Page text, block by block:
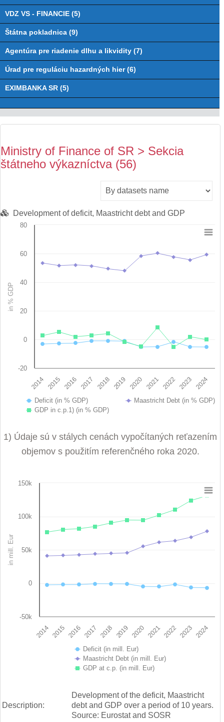
VDZ VS - FINANCIE (5)
Štátna pokladnica (9)
Agentúra pre riadenie dlhu a likvidity (7)
Úrad pre reguláciu hazardných hier (6)
EXIMBANKA SR (5)
Ministry of Finance of SR > Sekcia
štátneho výkazníctva (56)
Development of deficit, Maastricht debt and GDP
Line chart with 3 lines.
View as data table, Chart
The chart has 1 X axis displaying categories.
The chart has 1 Y axis displaying in % GDP. Data ranges from
in % GDP
Deficit (in % GDP)
Maastricht Debt (in % GDP)
GDP in c.p.1) (in % GDP)
2014 2015 2016 2017 2018 2019 2020 2021 2022 2023 2024
-20
0
20
40
60
80
1) Údaje sú v stálych cenách vypočítaných reťazením
objemov s použitím referenčného roka 2020.
Line chart with 3 lines.
View as data table, Chart
The chart has 1 X axis displaying categories.
The chart has 1 Y axis displaying in mill. Eur. Data ranges
in mill. Eur
Deficit (in mill. Eur)
Maastricht Debt (in mill. Eur)
GDP at c.p. (in mill. Eur)
2014 2015 2016 2017 2018 2019 2020 2021 2022 2023 2024
-50k
0
50k
100k
150k
Description:
Development of the deficit, Maastricht
debt and GDP over a period of 10 years.
Source: Eurostat and SOSR